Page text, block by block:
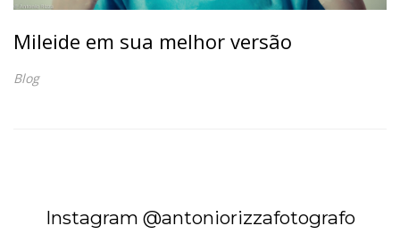
Mileide em sua melhor versão
Blog
Instagram @antoniorizzafotografo